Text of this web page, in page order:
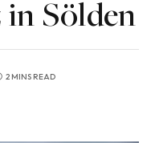
Sölden
2 MINS READ